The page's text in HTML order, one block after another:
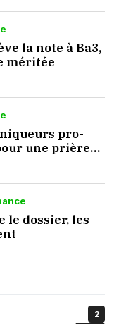
la note à Ba3,
méritée
pro-
une prière
le dossier, les
2